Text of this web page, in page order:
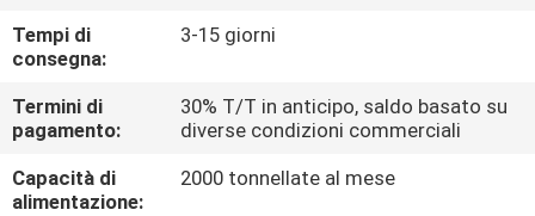
DELLA
QUALITÀ
CONTATTACI
Tempi di
consegna:
3-15 giorni
Termini di
pagamento:
30% T/T in anticipo, saldo basato su
diverse condizioni commerciali
Capacità di
alimentazione:
2000 tonnellate al mese